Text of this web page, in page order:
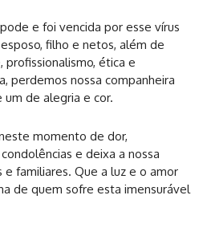
e foi vencida por esse vírus
filho e netos, além de
profissionalismo, ética e
perdemos nossa companheira
de alegria e cor.
momento de dor,
e deixa a nossa
familiares. Que a luz e o amor
de quem sofre esta imensurável